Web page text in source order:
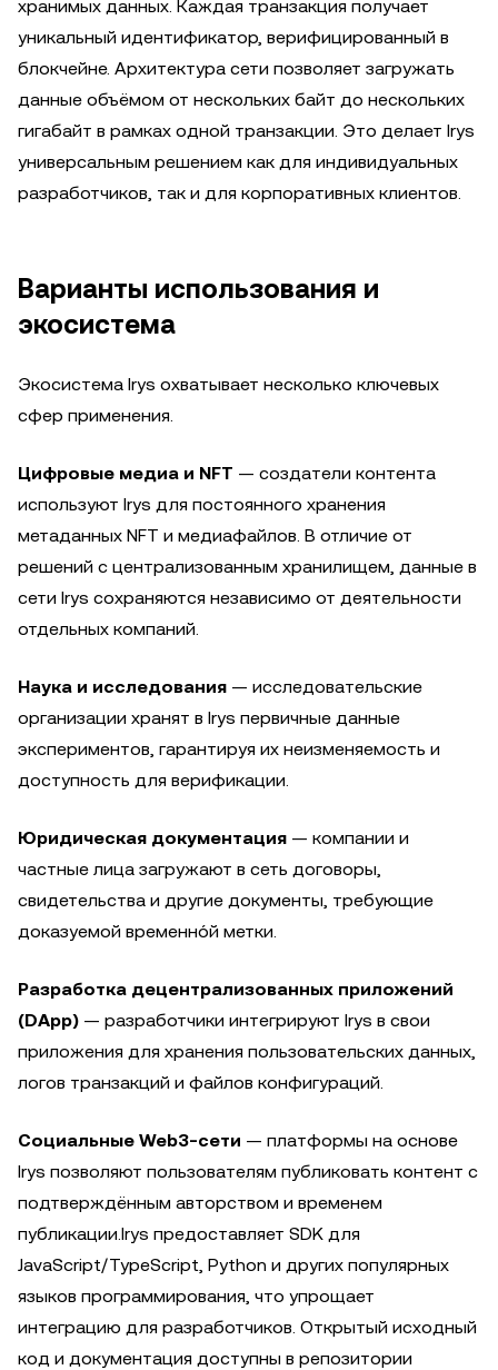
хранимых данных. Каждая транзакция получает
уникальный идентификатор, верифицированный в
блокчейне. Архитектура сети позволяет загружать
данные объёмом от нескольких байт до нескольких
гигабайт в рамках одной транзакции. Это делает Irys
универсальным решением как для индивидуальных
разработчиков, так и для корпоративных клиентов.
Варианты использования и
экосистема
Экосистема Irys охватывает несколько ключевых
сфер применения.
Цифровые медиа и NFT — создатели контента
используют Irys для постоянного хранения
метаданных NFT и медиафайлов. В отличие от
решений с централизованным хранилищем, данные в
сети Irys сохраняются независимо от деятельности
отдельных компаний.
Наука и исследования — исследовательские
организации хранят в Irys первичные данные
экспериментов, гарантируя их неизменяемость и
доступность для верификации.
Юридическая документация — компании и
частные лица загружают в сеть договоры,
свидетельства и другие документы, требующие
доказуемой временно́й метки.
Разработка децентрализованных приложений
(DApp) — разработчики интегрируют Irys в свои
приложения для хранения пользовательских данных,
логов транзакций и файлов конфигураций.
Социальные Web3-сети — платформы на основе
Irys позволяют пользователям публиковать контент с
подтверждённым авторством и временем
публикации.Irys предоставляет SDK для
JavaScript/TypeScript, Python и других популярных
языков программирования, что упрощает
интеграцию для разработчиков. Открытый исходный
код и документация доступны в репозитории